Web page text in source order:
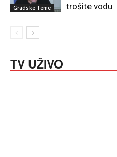
Gradske Teme
trošite vodu
TV UŽIVO